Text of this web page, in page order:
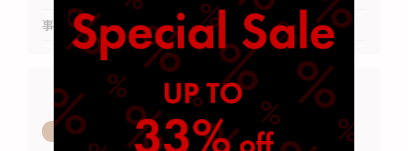
事例紹介
TAG
バリック シチリア
トスカーナ